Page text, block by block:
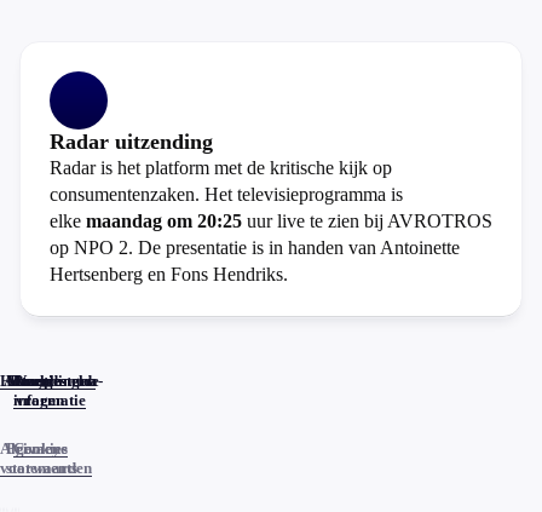
Radar uitzending
Radar is het platform met de kritische kijk op
consumentenzaken. Het televisieprogramma is
elke maandag om 20:25 uur live te zien bij AVROTROS
op NPO 2. De presentatie is in handen van Antoinette
Hertsenberg en Fons Hendriks.
Home
Actueel
Uitzendingen
Reacties
Programma-
informatie
Veelgestelde
vragen
Algemene
voorwaarden
Privacy
statements
Cookies